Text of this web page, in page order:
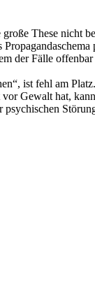
These nicht
der Fälle
ist fehl am
Gewalt hat,